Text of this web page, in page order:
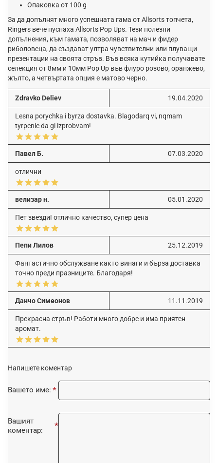
Опаковка от 100 g
За да допълнят много успешната гама от Allsorts топчета,
Ringers вече пуснаха Allsorts Pop Ups. Тези полезни
допълнения, към гамата, позволяват на мач и фидер
риболовеца, да създават ултра чувствителни или плуващи
презентации на своята стръв. Във всяка кутийка получавате
селекция от 8мм и 10мм Pop Up във флуро розово, оранжево,
жълто, а четвъртата опция е матово черно.
Zdravko Deliev 19.04.2020
Lesna porychka i byrza dostavka. Blagodarq vi, nqmam
tyrpenie da gi izprobvam!
Павел Б. 07.03.2020
отлични
велизар н. 05.01.2020
Пет звезди! отлично качество, супер цена
Пепи Лилов 25.12.2019
Фантастично обслужване както винаги и бърза доставка
точно преди празниците. Благодаря!
Данчо Симеонов 11.11.2019
Прекрасна стръв! Работи много добре и има приятен
аромат.
Напишете коментар
Вашето име:
Вашият
коментар: